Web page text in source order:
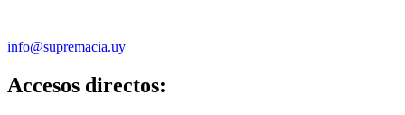
info@supremacia.uy
Accesos directos: